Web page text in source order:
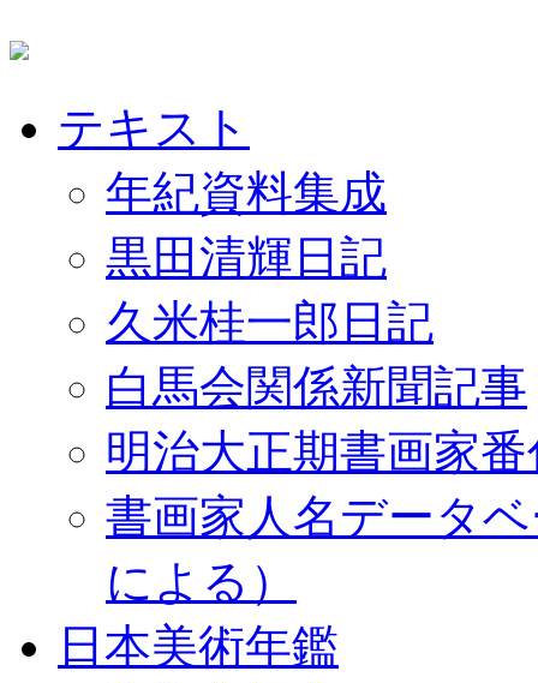
テキスト
年紀資料集成
黒田清輝日記
久米桂一郎日記
白馬会関係新聞記事
明治大正期書画家
書画家人名データ
による）
日本美術年鑑